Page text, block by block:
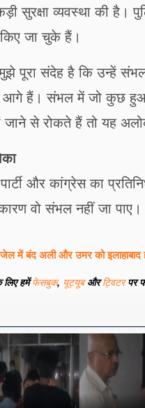
सुरक्षा व्यवस्था की है।
जा चुके हैं।
पूरा संदेह है कि उन्हें
आगे हैं। संभल में जो कुछ
से रोकते हैं तो यह
और कांग्रेस का
वो संभल नहीं जा पाए।
बंद अली और उमर को इलाहाबाद
हमेंफेसबुक, यूट्यूबऔरट्विटरपर